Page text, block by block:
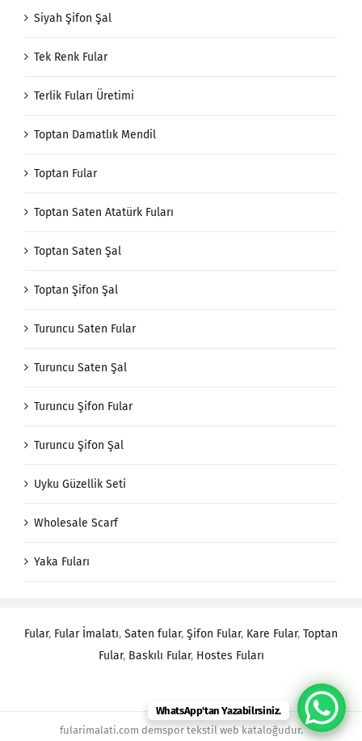
Siyah Şifon Şal
Tek Renk Fular
Terlik Fuları Üretimi
Toptan Damatlık Mendil
Toptan Fular
Toptan Saten Atatürk Fuları
Toptan Saten Şal
Toptan Şifon Şal
Turuncu Saten Fular
Turuncu Saten Şal
Turuncu Şifon Fular
Turuncu Şifon Şal
Uyku Güzellik Seti
Wholesale Scarf
Yaka Fuları
Fular, Fular İmalatı, Saten fular, Şifon Fular, Kare Fular, Toptan
Fular, Baskılı Fular, Hostes Fuları
fularimalati.com demspor tekstil web kataloğudur.
WhatsApp'tan Yazabilrsiniz.